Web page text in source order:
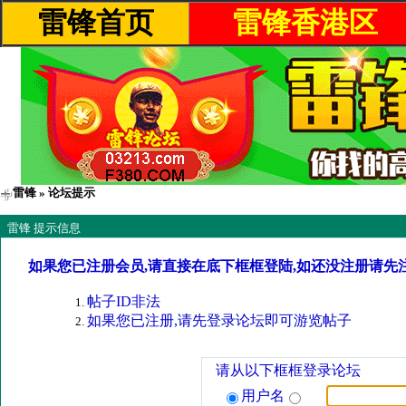
雷锋首页 雷锋香港区
雷锋 » 论坛提示
雷锋 提示信息
如果您已注册会员,请直接在底下框框登陆,如还没注册请先
帖子ID非法
如果您已注册,请先登录论坛即可游览帖子
请从以下框框登录论坛
用户名